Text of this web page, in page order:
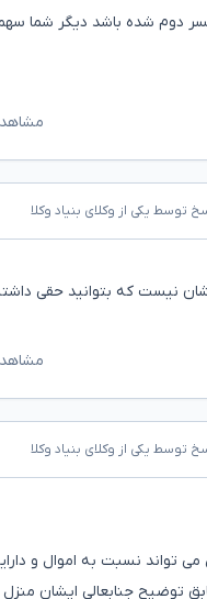
دوم شده باشد دیگر شما
توسط یکی از وکلای بنیاد وکلا
نیست که بتوانید حقی
توسط یکی از وکلای بنیاد وکلا
تواند نسبت به اموال و
توضیح جنابعالی ایشان